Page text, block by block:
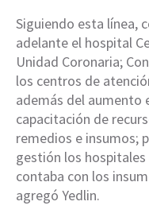
Siguiendo esta línea,
adelante el hospital
Unidad Coronaria;
los centros de
además del aumento
capacitación de
remedios e insumos;
gestión los
contaba con los
agregó Yedlin.